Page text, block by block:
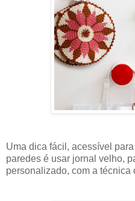
Uma dica fácil, acessível
paredes é usar jornal velho,
personalizado, com a técnica